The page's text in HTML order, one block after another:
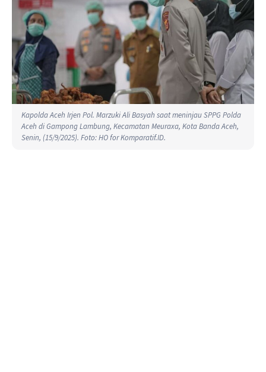
Kapolda Aceh Irjen Pol. Marzuki Ali Basyah saat meninjau SPPG Polda
Aceh di Gampong Lambung, Kecamatan Meuraxa, Kota Banda Aceh,
Senin, (15/9/2025). Foto: HO for Komparatif.ID.